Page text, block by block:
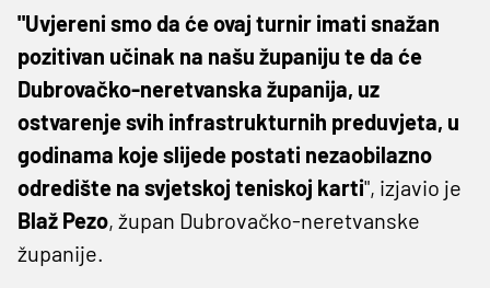
"Uvjereni smo da će ovaj turnir imati snažan
pozitivan učinak na našu županiju te da će
Dubrovačko-neretvanska županija, uz
ostvarenje svih infrastrukturnih preduvjeta, u
godinama koje slijede postati nezaobilazno
odredište na svjetskoj teniskoj karti", izjavio je
Blaž Pezo, župan Dubrovačko-neretvanske
županije.